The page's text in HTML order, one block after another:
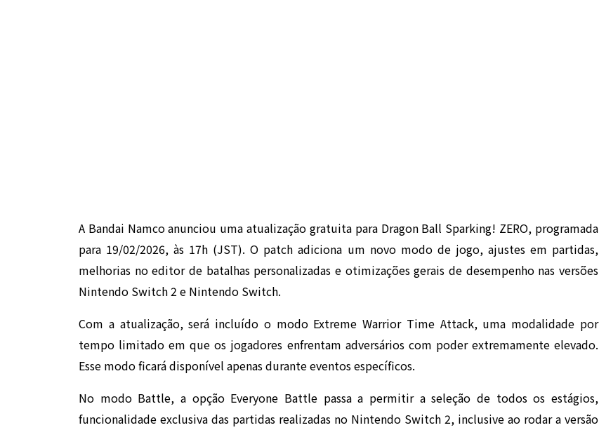
A Bandai Namco anunciou uma atualização gratuita para Dragon Ball Sparking! ZERO, programada
para 19/02/2026, às 17h (JST). O patch adiciona um novo modo de jogo, ajustes em partidas,
melhorias no editor de batalhas personalizadas e otimizações gerais de desempenho nas versões
Nintendo Switch 2 e Nintendo Switch.
Com a atualização, será incluído o modo Extreme Warrior Time Attack, uma modalidade por
tempo limitado em que os jogadores enfrentam adversários com poder extremamente elevado.
Esse modo ficará disponível apenas durante eventos específicos.
No modo Battle, a opção Everyone Battle passa a permitir a seleção de todos os estágios,
funcionalidade exclusiva das partidas realizadas no Nintendo Switch 2, inclusive ao rodar a versão